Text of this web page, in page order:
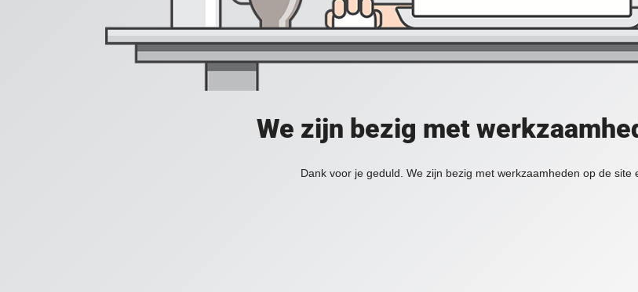
We zijn bezig met
Dank voor je geduld. We zijn bezig met werkzaamheden op de site